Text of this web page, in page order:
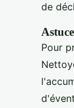
de
Pour